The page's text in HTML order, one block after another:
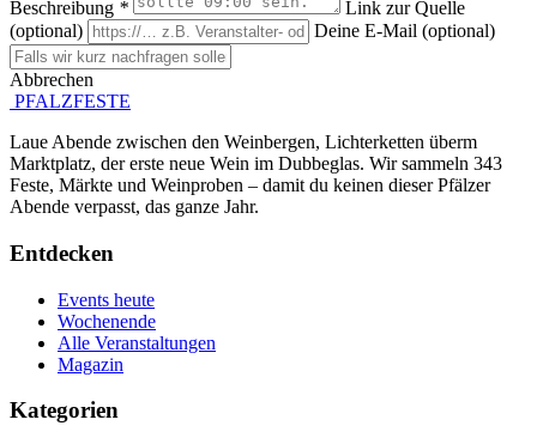
Beschreibung *
Link zur Quelle
(optional)
Deine E-Mail (optional)
Abbrechen
PFALZFESTE
Laue Abende zwischen den Weinbergen, Lichterketten überm
Marktplatz, der erste neue Wein im Dubbeglas. Wir sammeln 343
Feste, Märkte und Weinproben – damit du keinen dieser Pfälzer
Abende verpasst, das ganze Jahr.
Entdecken
Events heute
Wochenende
Alle Veranstaltungen
Magazin
Kategorien